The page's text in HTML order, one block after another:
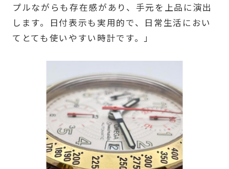
プルながらも存在感があり、手元を上品に演出
します。日付表示も実用的で、日常生活におい
てとても使いやすい時計です。」